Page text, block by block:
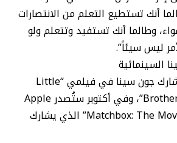
أنك تستطيع التعلم من الانتصارات
وطالما أنك تستفيد وتتعلم ولو
ليس سيئاً”.
السينمائية
وفي هذا الصيف يُشارك جون سينا في فيلمي “Little
Brother، Coyote vs. Acme”، وفي أكتوبر ستُصدر Apple
TV فيلم الحركة “Matchbox: The Movie” الذي يشارك